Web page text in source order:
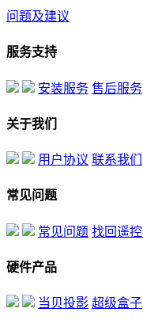
问题及建议
服务支持
安装服务 售后服务
关于我们
用户协议 联系我们
常见问题
常见问题 找回遥
硬件产品
当贝投影 超级盒子